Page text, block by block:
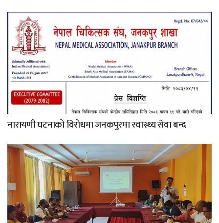
नारायणी घटनाको विरोधमा जनकपुरमा स्वास्थ्य सेवा बन्द